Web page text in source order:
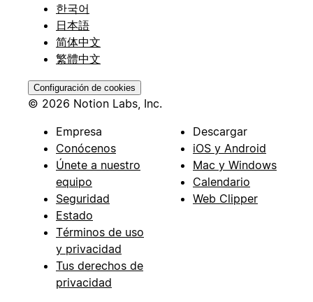
한국어
日本語
简体中文
繁體中文
Configuración de cookies
© 2026 Notion Labs, Inc.
Empresa
Conócenos
Únete a nuestro
equipo
Seguridad
Estado
Términos de uso
y privacidad
Tus derechos de
privacidad
Descargar
iOS y Android
Mac y Windows
Calendario
Web Clipper